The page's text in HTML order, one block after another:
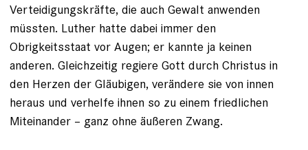
Verteidigungskräfte, die auch Gewalt anwenden
müssten. Luther hatte dabei immer den
Obrigkeitsstaat vor Augen; er kannte ja keinen
anderen. Gleichzeitig regiere Gott durch Christus in
den Herzen der Gläubigen, verändere sie von innen
heraus und verhelfe ihnen so zu einem friedlichen
Miteinander – ganz ohne äußeren Zwang.